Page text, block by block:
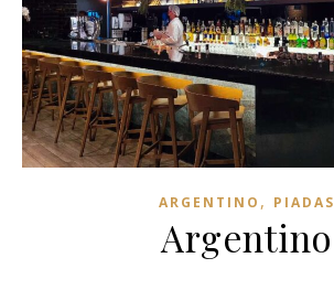
ARGENTINO , PIADAS
Argentino